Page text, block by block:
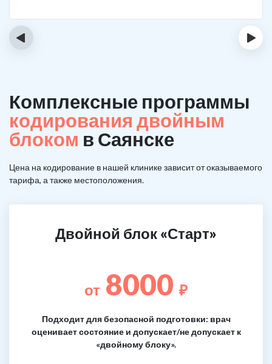
‹ ›
Комплексные программы
кодирования двойным
блоком в Саянске
Цена на кодирование в нашей клинике зависит от оказываемого
тарифа, а также местоположения.
Двойной блок «Старт»
от 8000 ₽
Подходит для безопасной подготовки: врач
оценивает состояние и допускает/не допускает к
«двойному блоку».